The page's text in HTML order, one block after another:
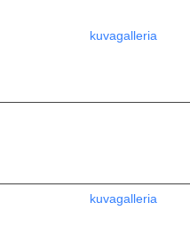
kuvagalleria
kuvagalleria